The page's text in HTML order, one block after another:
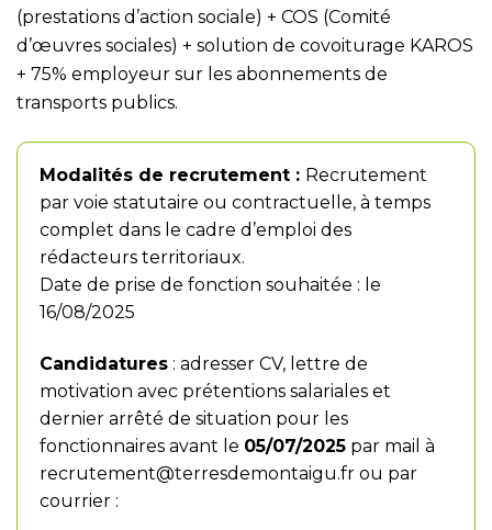
(prestations d’action sociale) + COS (Comité
d’œuvres sociales) + solution de covoiturage KAROS
+ 75% employeur sur les abonnements de
transports publics.
Modalités de recrutement : Recrutement
par voie statutaire ou contractuelle, à temps
complet dans le cadre d’emploi des
rédacteurs territoriaux.
Date de prise de fonction souhaitée : le
16/08/2025
Candidatures : adresser CV, lettre de
motivation avec prétentions salariales et
dernier arrêté de situation pour les
fonctionnaires avant le 05/07/2025 par mail à
recrutement@terresdemontaigu.fr ou par
courrier :